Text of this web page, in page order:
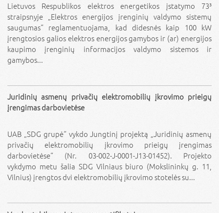
Lietuvos Respublikos elektros energetikos įstatymo 73³
straipsnyje „Elektros energijos įrenginių valdymo sistemų
saugumas“ reglamentuojama, kad didesnės kaip 100 kW
įrengtosios galios elektros energijos gamybos ir (ar) energijos
kaupimo įrenginių informacijos valdymo sistemos ir
gamybos...
Juridinių asmenų privačių elektromobilių įkrovimo prieigų
įrengimas darbovietėse
UAB „SDG grupė“ vykdo Jungtinį projektą „Juridinių asmenų
privačių elektromobilių įkrovimo prieigų įrengimas
darbovietėse“ (Nr. 03-002-J-0001-J13-01452). Projekto
vykdymo metu šalia SDG Vilniaus biuro (Mokslininkų g. 11,
Vilnius) įrengtos dvi elektromobilių įkrovimo stotelės su...